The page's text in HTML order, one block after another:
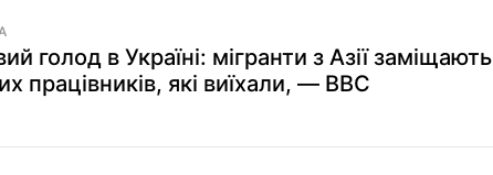
голод в Україні: мігранти з Азії заміщають
працівників, які виїхали, — BBC